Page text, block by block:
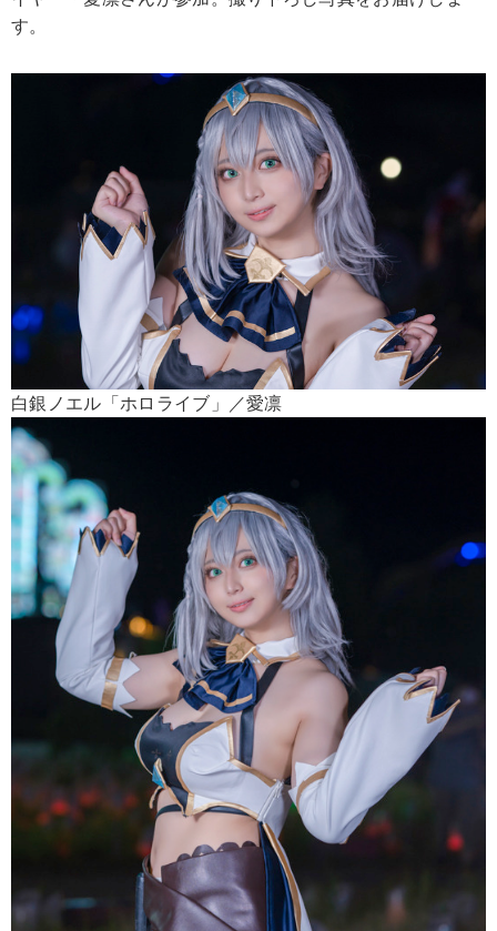
す。
白銀ノエル「ホロライブ」／愛凛